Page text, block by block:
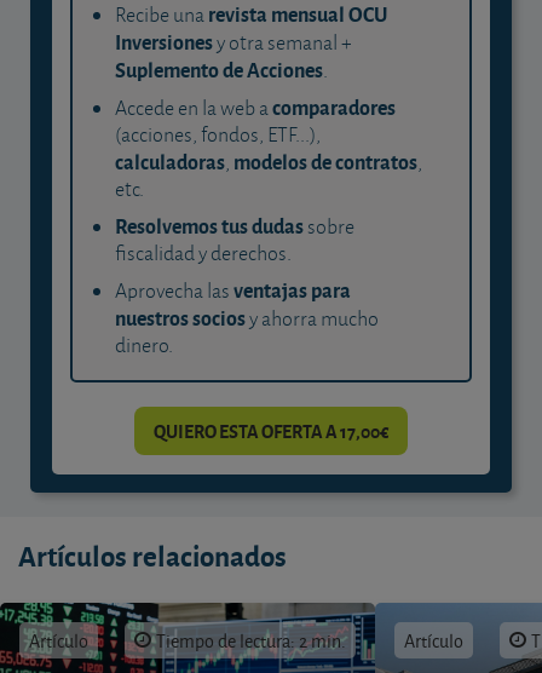
Recibe unarevista mensual OCU
Inversionesy otra semanal +
Suplemento de Acciones.
Accede en la web acomparadores
(acciones, fondos, ETF...),
calculadoras, modelos de contratos,
etc.
Resolvemos tus dudassobre
fiscalidad y derechos.
Aprovecha lasventajas para
nuestros sociosy ahorra mucho
dinero.
QUIERO ESTA OFERTA A 17,00€
Artículos relacionados
Artículo Tiempo de lectura: 2 min. Artículo